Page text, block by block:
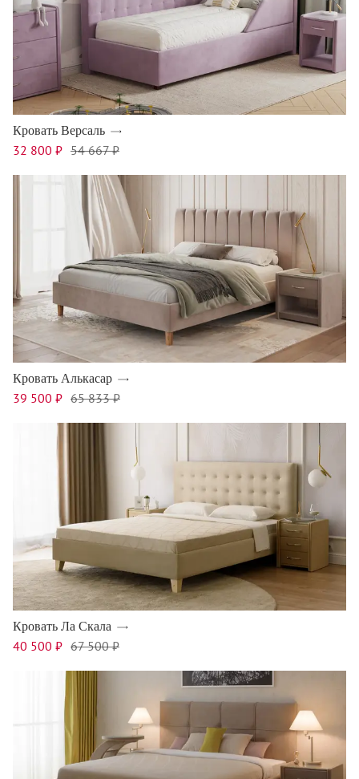
Кровать Версаль
32 800 ₽ 54 667 ₽
Кровать Алькасар
39 500 ₽ 65 833 ₽
Кровать Ла Скала
40 500 ₽ 67 500 ₽